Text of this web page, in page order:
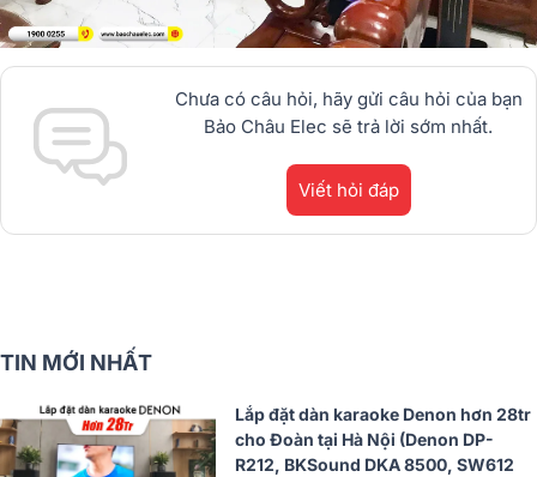
Chưa có câu hỏi, hãy gửi câu hỏi của bạn
Bảo Châu Elec sẽ trả lời sớm nhất.
Viết hỏi đáp
TIN MỚI NHẤT
Lắp đặt dàn karaoke Denon hơn 28tr
cho Đoàn tại Hà Nội (Denon DP-
R212, BKSound DKA 8500, SW612